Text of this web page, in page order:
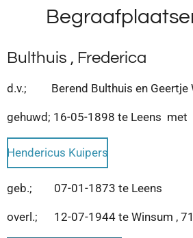
naar
de
hoofdinhoud
Bulthuis , Frederica
d.v.; Berend Bulthuis en Geertje
gehuwd; 16-05-1898 te Leens met
Hendericus Kuipers
geb.; 07-01-1873 te Leens
overl.; 12-07-1944 te Winsum ,